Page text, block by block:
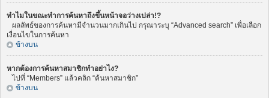
ทำไมในขณะทำการค้นหาถึงขึ้นหน้าจอว่างเปล่า!?
ผลลัพธ์ของการค้นหามีจำนวนมากเกินไป กรุณาระบุ “Advanced search” เพื่อเลือก
เงื่อนไขในการค้นหา
ข้างบน
หากต้องการค้นหาสมาชิกทำอย่าไง?
ไปที่ “Members” แล้วคลิก “ค้นหาสมาชิก”
ข้างบน